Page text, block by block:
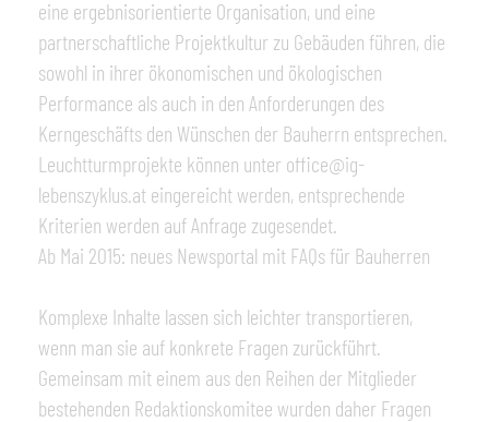
eine ergebnisorientierte Organisation, und eine
partnerschaftliche Projektkultur zu Gebäuden führen, die
sowohl in ihrer ökonomischen und ökologischen
Performance als auch in den Anforderungen des
Kerngeschäfts den Wünschen der Bauherrn entsprechen.
Leuchtturmprojekte können unter office@ig-
lebenszyklus.at eingereicht werden, entsprechende
Kriterien werden auf Anfrage zugesendet.
Ab Mai 2015: neues Newsportal mit FAQs für Bauherren
Komplexe Inhalte lassen sich leichter transportieren,
wenn man sie auf konkrete Fragen zurückführt.
Gemeinsam mit einem aus den Reihen der Mitglieder
bestehenden Redaktionskomitee wurden daher Fragen